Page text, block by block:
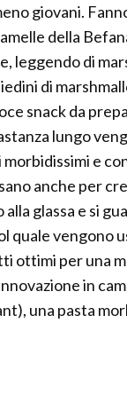
giovani.
della
leggendo di
di
snack da
lungo
e
anche per
glassa e si
quale vengono
ottimi per una
in
una pasta